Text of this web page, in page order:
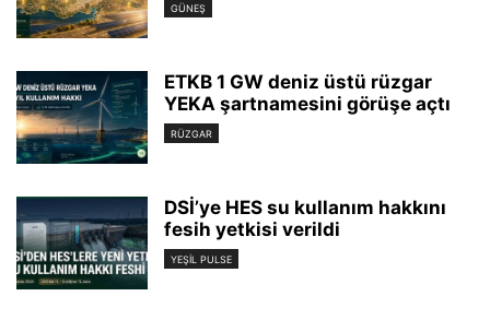
GÜNEŞ
ETKB 1 GW deniz üstü rüzgar
YEKA şartnamesini görüşe açtı
RÜZGAR
DSİ’ye HES su kullanım hakkını
fesih yetkisi verildi
YEŞIL PULSE